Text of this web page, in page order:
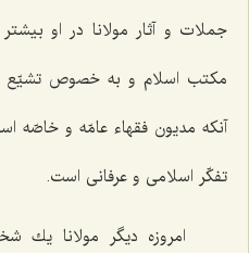
جملات و آثار مولانا در او
مكتب اسلام و به خصوص
آنكه مديون فقهاء عامّه و خاصّه
تفكّر اسلامى و عرفانى است.
امروزه ديگر مولانا